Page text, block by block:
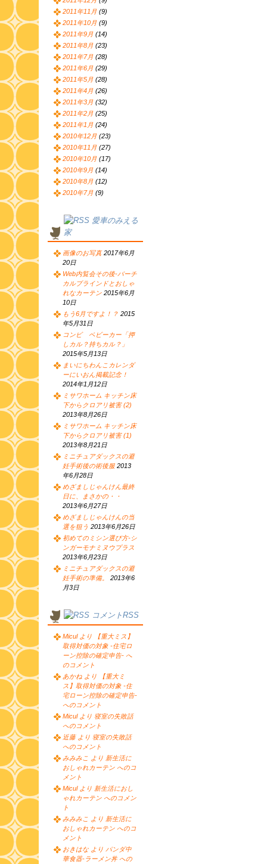
2011年11月 (9)
2011年10月 (9)
2011年9月 (14)
2011年8月 (23)
2011年7月 (28)
2011年6月 (29)
2011年5月 (28)
2011年4月 (26)
2011年3月 (32)
2011年2月 (25)
2011年1月 (24)
2010年12月 (23)
2010年11月 (27)
2010年10月 (17)
2010年9月 (14)
2010年8月 (12)
2010年7月 (9)
愛車のみえる
家
画像のお写真 2017年6月
20日
Web内覧会その後-バーチ
カルブラインドとおしゃ
れなカーテン 2015年6月
10日
もう6月ですよ！？ 2015
年5月31日
コンビ ベビーカー「押
しカル？持ちカル？」
2015年5月13日
まいにちわんこカレンダ
ーにいおん掲載記念！
2014年1月12日
ミサワホーム キッチン床
下からクロアリ被害 (2)
2013年8月26日
ミサワホーム キッチン床
下からクロアリ被害 (1)
2013年8月21日
ミニチュアダックスの避
妊手術後の術後服 2013
年6月28日
めざましじゃんけん最終
日に、まさかの・・
2013年6月27日
めざましじゃんけんの当
選を狙う 2013年6月26日
初めてのミシン選び方-シ
ンガーモナミヌウプラス
2013年6月23日
ミニチュアダックスの避
妊手術の準備。
2013年6
月3日
コメントRSS
Micul より 【重大ミス】
取得対価の対象 -住宅ロ
ーン控除の確定申告- へ
のコメント
あかね より 【重大ミ
ス】取得対価の対象 -住
宅ローン控除の確定申告-
へのコメント
Micul より 寝室の失敗話
へのコメント
近藤 より 寝室の失敗話
へのコメント
みみみこ より 新生活に
おしゃれカーテン へのコ
メント
Micul より 新生活におし
ゃれカーテン へのコメン
ト
みみみこ より 新生活に
おしゃれカーテン へのコ
メント
おきはな より パンダ中
華食器-ラーメン丼 への